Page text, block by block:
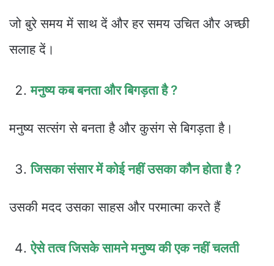
जो बुरे समय में साथ दें और हर समय उचित और अच्छी
सलाह दें।
मनुष्य कब बनता और बिगड़ता है ?
मनुष्य सत्संग से बनता है और कुसंग से बिगड़ता है।
जिसका संसार में कोई नहीं उसका कौन होता है ?
उसकी मदद उसका साहस और परमात्मा करते हैं
ऐसे तत्व जिसके सामने मनुष्य की एक नहीं चलती